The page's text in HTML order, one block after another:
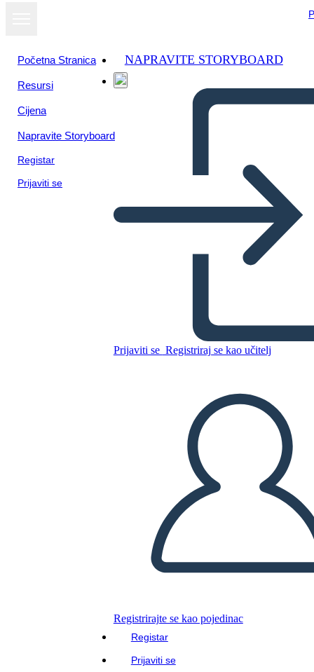
Početna Stranica
Resursi
Cijena
Napravite Storyboard
Registar
Prijaviti se
NAPRAVITE STORYBOARD
Prijaviti se Registriraj se kao učitelj
Registrirajte se kao pojedinac
Registar
Prijaviti se
Kopirajte ovaj Storyboard
REPRODUCIRAJ DIJAPROJEKCIJU
ČITAJ MI
Prikaži kao
dijaprojekciju